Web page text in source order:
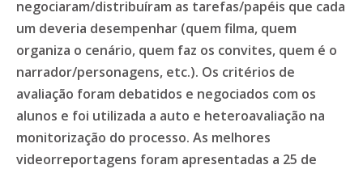
negociaram/distribuíram as tarefas/papéis que cada
um deveria desempenhar (quem filma, quem
organiza o cenário, quem faz os convites, quem é o
narrador/personagens, etc.). Os critérios de
avaliação foram debatidos e negociados com os
alunos e foi utilizada a auto e heteroavaliação na
monitorização do processo. As melhores
videorreportagens foram apresentadas a 25 de